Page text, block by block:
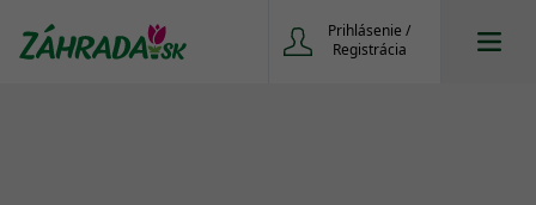
Prihlásenie /
Registrácia